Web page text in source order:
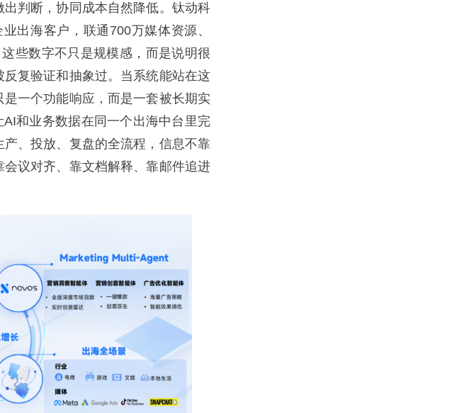
判断，协同成本自然降低。钛动科
出海客户，联通700万媒体资源、
些数字不只是规模感，而是说明很
复验证和抽象过。当系统能站在这
一个功能响应，而是一套被长期实
和业务数据在同一个出海中台里完
、投放、复盘的全流程，信息不靠
议对齐、靠文档解释、靠邮件追进